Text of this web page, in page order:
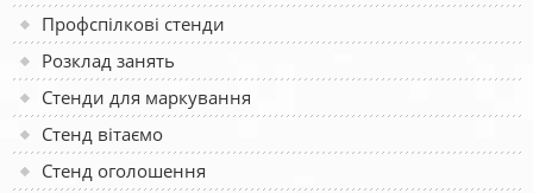
Профспілкові стенди
Розклад занять
Стенди для маркування
Стенд вітаємо
Стенд оголошення